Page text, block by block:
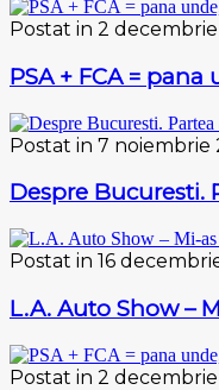
Postat in 2 decembrie
PSA + FCA =
Postat in 7 noiembrie
Despre Bucuresti.
Postat in 16
L.A. Auto Show –
Postat in 2 decembrie